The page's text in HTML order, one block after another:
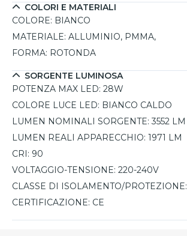
COLORI E MATERIALI
COLORE: BIANCO
MATERIALE: ALLUMINIO, PMMA,
FORMA: ROTONDA
SORGENTE LUMINOSA
POTENZA MAX LED: 28W
COLORE LUCE LED: BIANCO CALDO
LUMEN NOMINALI SORGENTE: 3552 LM
LUMEN REALI APPARECCHIO: 1971 LM
CRI: 90
VOLTAGGIO-TENSIONE: 220-240V
CLASSE DI ISOLAMENTO/PROTEZIONE:
CERTIFICAZIONE: CE